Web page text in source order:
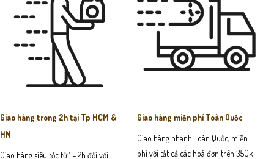
Giao hàng trong 2h tại Tp HCM &
HN
Giao hàng siêu tốc từ 1 - 2h đối với
Giao hàng miễn phí Toàn Quốc
Giao hàng nhanh Toàn Quốc, miễn
phí với tất cả các hoá đơn trên 350k